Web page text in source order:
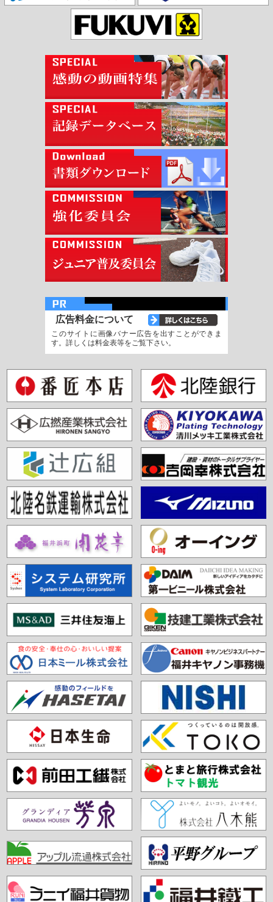
広告料金について
このサイトに画像バナー広告を出すことができま
す。詳しくは料金表等をご覧下さい。